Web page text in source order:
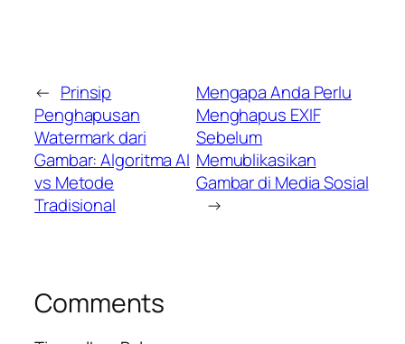
← Prinsip
Penghapusan
Watermark dari
Gambar: Algoritma AI
vs Metode
Tradisional
Mengapa Anda Perlu
Menghapus EXIF
Sebelum
Memublikasikan
Gambar di Media Sosial
→
Comments